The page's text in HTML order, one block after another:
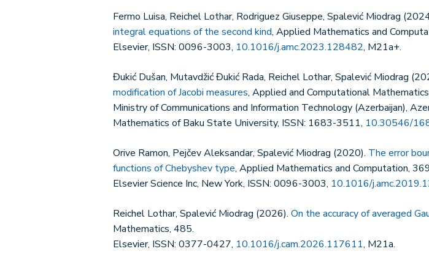
Fermo Luisa, Reichel Lothar, Rodriguez Giuseppe, Spalević Miodrag
integral equations of the second kind, Applied Mathematics and
Elsevier, ISSN: 0096-3003, 10.1016/j.amc.2023.128482, M21a+.
Đukić Dušan, Mutavdžić Đukić Rada, Reichel Lothar, Spalević Miodrag
modification of Jacobi measures, Applied and Computational
Ministry of Communications and Information Technology (Azerbaijan),
Mathematics of Baku State University, ISSN: 1683-3511, 10.30546/
Orive Ramon, Pejčev Aleksandar, Spalević Miodrag (2020). The error
functions of Chebyshev type, Applied Mathematics and Computation,
Elsevier Science Inc, New York, ISSN: 0096-3003, 10.1016/
Reichel Lothar, Spalević Miodrag (2026). On the accuracy of averaged
Mathematics, 485.
Elsevier, ISSN: 0377-0427, 10.1016/j.cam.2026.117611, M21a.